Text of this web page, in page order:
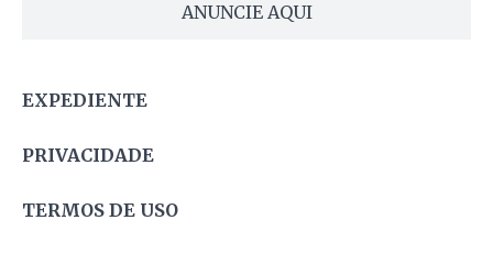
ANUNCIE AQUI
EXPEDIENTE
PRIVACIDADE
TERMOS DE USO